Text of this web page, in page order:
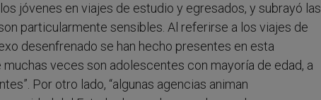
jóvenes en viajes de estudio y egresados, y subrayó las
particularmente sensibles. Al referirse a los viajes de
desenfrenado se han hecho presentes en esta
veces son adolescentes con mayoría de edad, a
Por otro lado, “algunas agencias animan